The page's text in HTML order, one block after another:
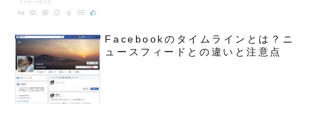
Facebookのタイムラインとは？ニ
ュースフィードとの違いと注意点